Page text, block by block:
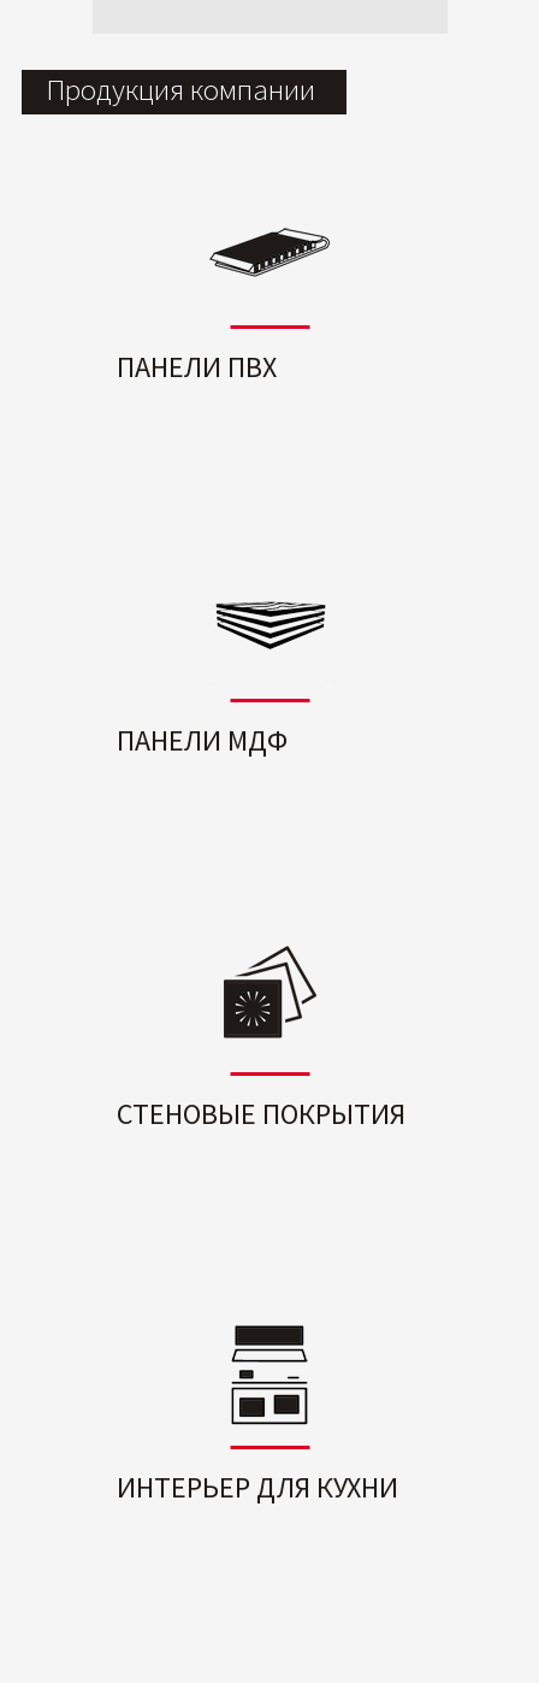
Продукция компании
ПАНЕЛИ ПВХ
ПАНЕЛИ МДФ
СТЕНОВЫЕ ПОКРЫТИЯ
ИНТЕРЬЕР ДЛЯ КУХНИ